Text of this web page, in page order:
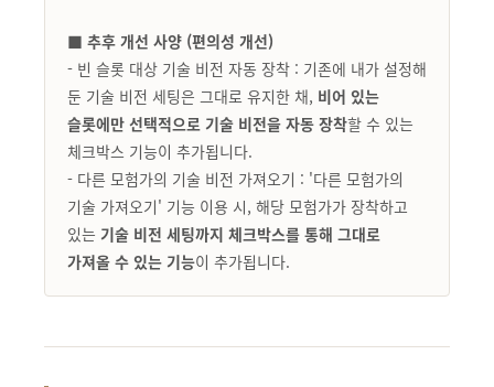
■ 추후 개선 사양 (편의성 개선)
- 빈 슬롯 대상 기술 비전 자동 장착 : 기존에 내가 설정해
둔 기술 비전 세팅은 그대로 유지한 채, 비어 있는
슬롯에만 선택적으로 기술 비전을 자동 장착할 수 있는
체크박스 기능이 추가됩니다.
- 다른 모험가의 기술 비전 가져오기 : '다른 모험가의
기술 가져오기' 기능 이용 시, 해당 모험가가 장착하고
있는 기술 비전 세팅까지 체크박스를 통해 그대로
가져올 수 있는 기능이 추가됩니다.